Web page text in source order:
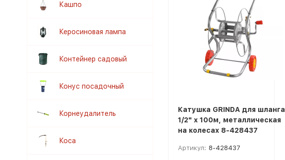
Катушка GRINDA для шланга
1/2" x 100м, металлическая
на колесах 8-428437
Артикул: 8-428437
Кашпо
Керосиновая лампа
Контейнер садовый
Конус посадочный
Корнеудалитель
Коса